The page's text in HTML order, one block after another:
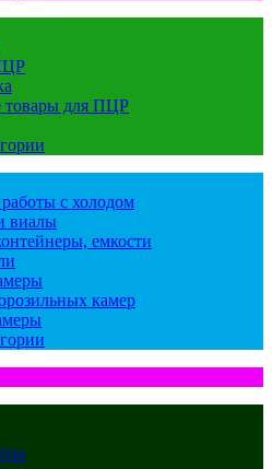
товары для ПЦР
с холодом
виалы
емкости
камер